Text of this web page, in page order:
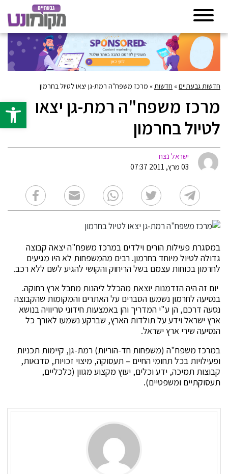
פתח
חדשות גבעתיים» חדשות » מרכז משפח"ה רמת-גן יצאו לטיול בחרמון
מרכז משפח"ה רמת-גן יצאו
לטיול בחרמון
ישראל נצח
03 מרץ, 2011 07:37
במסגרת פעילות הורים וילדים במרכז משפח"ה יצאה קבוצה
גדולה לטיול מיוחד בחרמון. רבים מהמשפחות לא היו מגיעים
לחרמון בכוחות עצמם בשל הריחוק והקושי להגיע לשם ללא רכב.
יום זה היה הזדמנות יוצאת מהכלל ליהנות מחבל ארץ רחוקה.
בנסיעה לחרמון נשמעו הסברים על האתרים והמקומות שהקבוצה
נסעה דרכם, הן ע"י המדריך והן באמצעות חידוני טריוויה בנושא
ארץ ישראל וידע על תולדות הארץ, שברקע נשמעו לאורך כל
הנסיעה שירי ארץ ישראל.
במרכז משפח"ה (משפחות חד-הוריות) רמת-גן, קיימות תכניות
ופעילויות בכל תחומי החיים – תעסוקה, מיצוי זכויות, סדנאות,
קבוצות תמיכה, ידע וכלים, יעוץ מקצוע מגוון (כלכליים,
תעסוקתיים ומשפטיים).